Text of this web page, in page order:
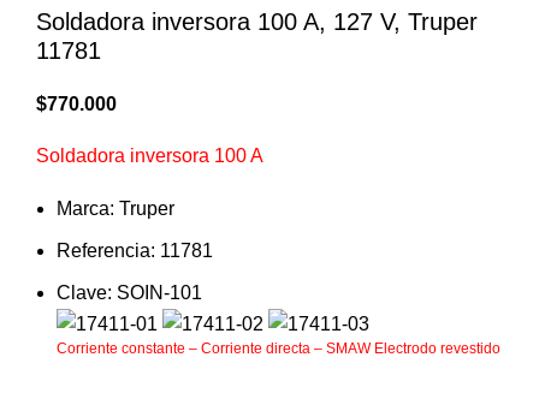
Soldadora inversora 100 A, 127 V, Truper
11781
$770.000
Soldadora inversora 100 A
Marca: Truper
Referencia: 11781
Clave: SOIN-101
Corriente constante – Corriente directa – SMAW Electrodo revestido